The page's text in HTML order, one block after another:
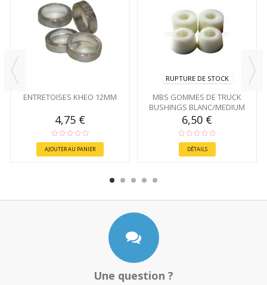
ENTRETOISES KHEO 12MM
4,75 €
AJOUTER AU PANIER
RUPTURE DE STOCK
MBS GOMMES DE TRUCK
BUSHINGS BLANC/MEDIUM
6,50 €
DÉTAILS
Une question ?